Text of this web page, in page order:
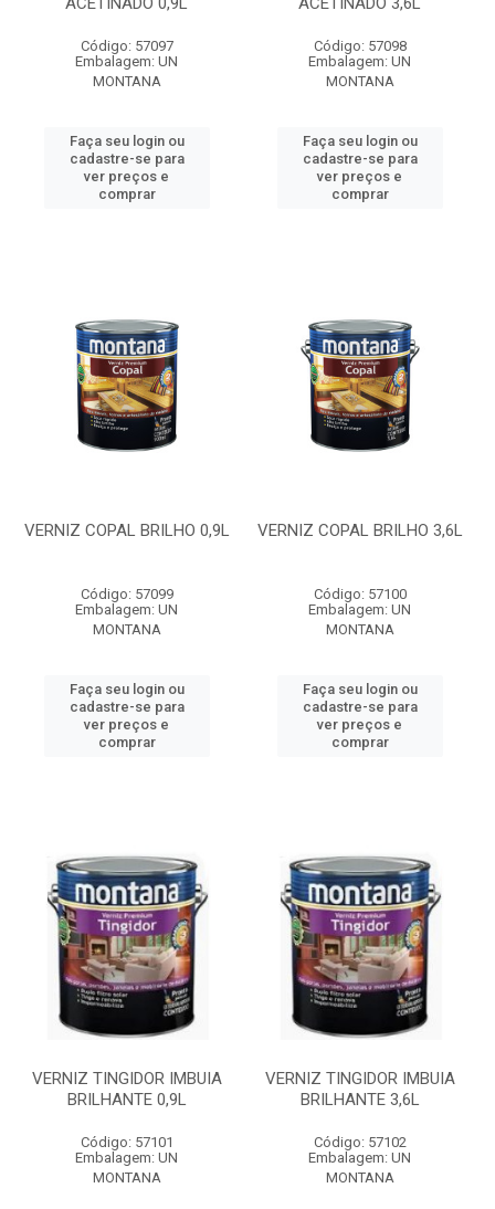
Código: 57097
Embalagem: UN
MONTANA
Faça seu login ou
cadastre-se para
ver preços e
comprar
Código: 57098
Embalagem: UN
MONTANA
Faça seu login ou
cadastre-se para
ver preços e
comprar
VERNIZ COPAL BRILHO 0,9L
Código: 57099
Embalagem: UN
MONTANA
Faça seu login ou
cadastre-se para
ver preços e
comprar
VERNIZ COPAL BRILHO 3,6L
Código: 57100
Embalagem: UN
MONTANA
Faça seu login ou
cadastre-se para
ver preços e
comprar
VERNIZ TINGIDOR IMBUIA
BRILHANTE 0,9L
Código: 57101
Embalagem: UN
MONTANA
VERNIZ TINGIDOR IMBUIA
BRILHANTE 3,6L
Código: 57102
Embalagem: UN
MONTANA